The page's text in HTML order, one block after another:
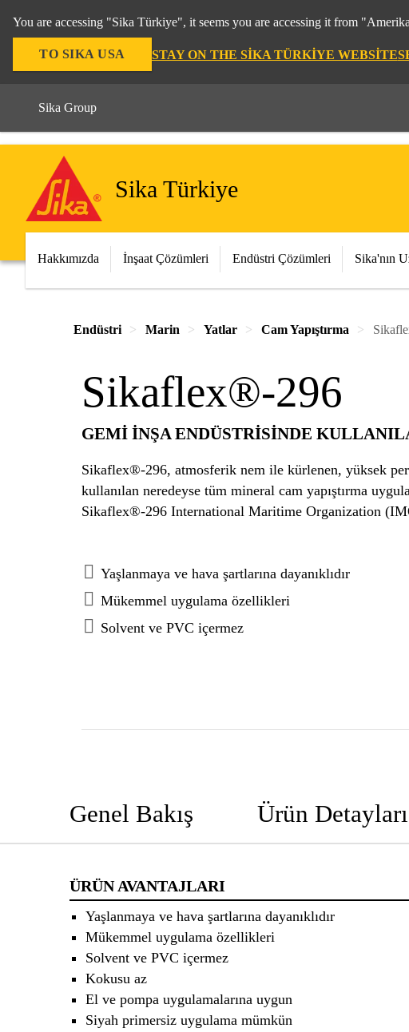
You are accessing "Sika Türkiye", it seems you are accessing it from
TO SIKA USA STAY ON THE SIKA TÜRKIYE WEBSITE
Sika Group
Sika Türkiye
Hakkımızda İnşaat Çözümleri Endüstri Çözümleri Sika'nın
Endüstri Marin Yatlar Cam Yapıştırma
Sikaflex®-296
GEMİ İNŞA ENDÜSTRİSİNDE
Sikaflex®-296, atmosferik nem ile kürlenen, yüksek
kullanılan neredeyse tüm mineral cam yapıştırma
Yaşlanmaya ve hava şartlarına dayanıklıdır
Mükemmel uygulama özellikleri
Solvent ve PVC içermez
Genel Bakış Ürün Detayları
ÜRÜN AVANTAJLARI
Yaşlanmaya ve hava şartlarına dayanıklıdır
Mükemmel uygulama özellikleri
Solvent ve PVC içermez
Kokusu az
El ve pompa uygulamalarına uygun
Siyah primersiz uygulama mümkün